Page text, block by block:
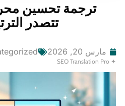
ترجمة تحسين
تتصدر
مارس 20, 2026
✦ SEO Translation Pro